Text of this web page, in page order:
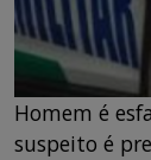
Homem é
suspeito é